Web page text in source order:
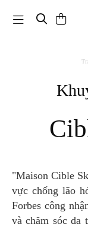
Toggle
"Maison Cible Skin" là một người tiên phong trong lĩnh
vực chống lão
Forbes công
và chăm sóc da